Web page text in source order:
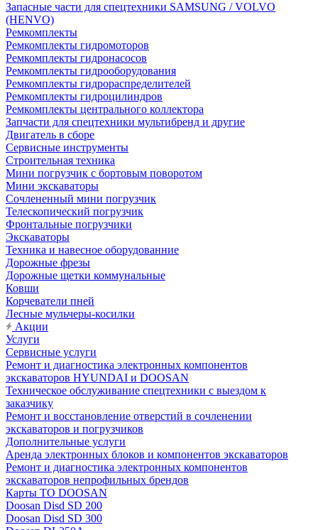
Запасные части для спецтехники SAMSUNG / VOLVO
(HENVO)
Ремкомплекты
Ремкомплекты гидромоторов
Ремкомплекты гидронасосов
Ремкомплекты гидрооборудования
Ремкомплекты гидрораспределителей
Ремкомплекты гидроцилиндров
Ремкомплекты центрального коллектора
Запчасти для спецтехники мультибренд и другие
Двигатель в сборе
Сервисные инструменты
Строительная техника
Мини погрузчик с бортовым поворотом
Мини экскаваторы
Сочлененный мини погрузчик
Телескопический погрузчик
Фронтальные погрузчики
Экскаваторы
Техника и навесное оборудованние
Дорожные фрезы
Дорожные щетки коммунальные
Ковши
Корчеватели пней
Лесные мульчеры-косилки
Акции
Услуги
Сервисные услуги
Ремонт и диагностика электронных компонентов
экскаваторов HYUNDAI и DOOSAN
Техническое обслуживание спецтехники с выездом к
заказчику
Ремонт и восстановление отверстий в сочленении
экскаваторов и погрузчиков
Дополнительные услуги
Аренда электронных блоков и компонентов экскаваторов
Ремонт и диагностика электронных компонентов
экскаваторов непрофильных брендов
Карты ТО DOOSAN
Doosan Disd SD 200
Doosan Disd SD 300